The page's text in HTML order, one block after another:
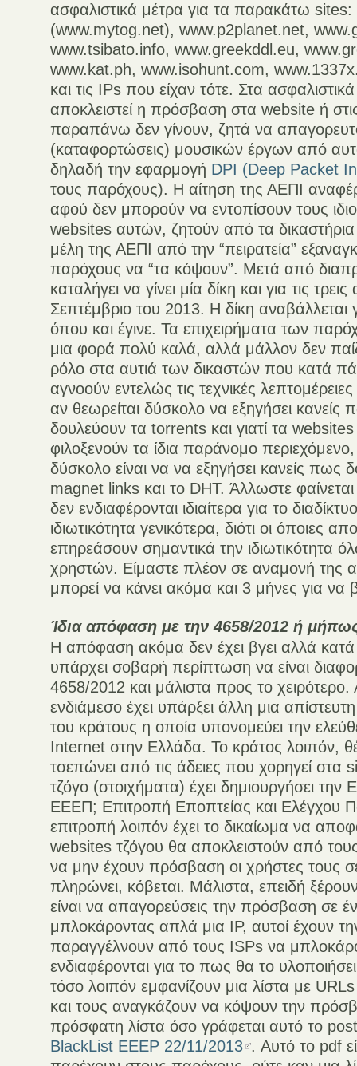
ασφαλιστικά μέτρα για τα παρακάτω
(www.mytog.net), www.p2planet.net,
www.tsibato.info, www.greekddl.eu,
www.kat.ph, www.isohunt.com,
και τις IPs που είχαν τότε. Στα
αποκλειστεί η πρόσβαση στα website ή
παραπάνω δεν γίνουν, ζητά να
(καταφορτώσεις) μουσικών έργων από
δηλαδή την εφαρμογή DPI (Deep Packet
τους παρόχους). Η αίτηση της ΑΕΠΙ
αφού δεν μπορούν να εντοπίσουν τους
websites αυτών, ζητούν από τα
μέλη της ΑΕΠΙ από την “πειρατεία”
παρόχους να “τα κόψουν”. Μετά από
καταλήγει να γίνει μία δίκη και για τις τρεις
Σεπτέμβριο του 2013. Η δίκη αναβάλλεται
όπου και έγινε. Τα επιχειρήματα των
μια φορά πολύ καλά, αλλά μάλλον δεν
ρόλο στα αυτιά των δικαστών που κατά
αγνοούν εντελώς τις τεχνικές
αν θεωρείται δύσκολο να εξηγήσει κανείς
δουλεύουν τα torrents και γιατί τα
φιλοξενούν τα ίδια παράνομο
δύσκολο είναι να να εξηγήσει κανείς πως
magnet links και το DHT. Άλλωστε
δεν ενδιαφέρονται ιδιαίτερα για το
ιδιωτικότητα γενικότερα, διότι οι όποιες
επηρεάσουν σημαντικά την ιδιωτικότητα
χρηστών. Είμαστε πλέον σε αναμονή της
μπορεί να κάνει ακόμα και 3 μήνες για να
Ίδια απόφαση με την 4658/2012 ή
Η απόφαση ακόμα δεν έχει βγει αλλά κατά
υπάρχει σοβαρή περίπτωση να είναι
4658/2012 και μάλιστα προς το χειρότερο.
ενδιάμεσο έχει υπάρξει άλλη μια
του κράτους η οποία υπονομεύει την
Internet στην Ελλάδα. Το κράτος λοιπόν,
τσεπώνει από τις άδειες που χορηγεί στα
τζόγο (στοιχήματα) έχει δημιουργήσει την
ΕΕΕΠ; Επιτροπή Εποπτείας και Ελέγχου
επιτροπή λοιπόν έχει το δικαίωμα να
websites τζόγου θα αποκλειστούν από
να μην έχουν πρόσβαση οι χρήστες τους
πληρώνει, κόβεται. Μάλιστα, επειδή
είναι να απαγορεύσεις την πρόσβαση σε
μπλοκάροντας απλά μια IP, αυτοί έχουν
παραγγέλνουν από τους ISPs να
ενδιαφέρονται για το πως θα το
τόσο λοιπόν εμφανίζουν μια λίστα με
και τους αναγκάζουν να κόψουν την
πρόσφατη λίστα όσο γράφεται αυτό το post
BlackList EEEP 22/11/2013 . Αυτό το pdf